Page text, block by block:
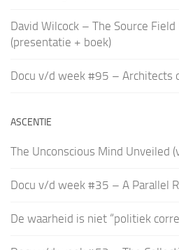
David Wilcock – The Source
(presentatie + boek)
Docu v/d week #95 – Architects
ASCENTIE
The Unconscious Mind Unveiled
Docu v/d week #35 – A Parallel
De waarheid is niet “politiek